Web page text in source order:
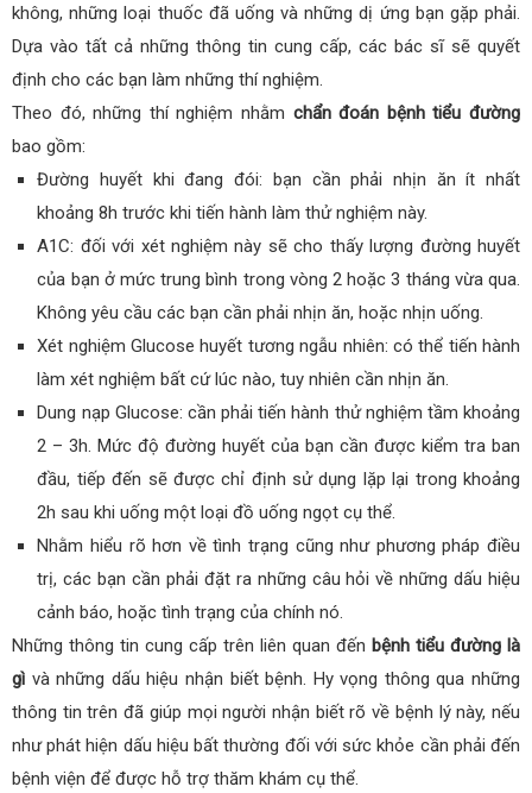
không, những loại thuốc đã uống và những dị ứng bạn gặp phải.
Dựa vào tất cả những thông tin cung cấp, các bác sĩ sẽ quyết
định cho các bạn làm những thí nghiệm.
Theo đó, những thí nghiệm nhằm chẩn đoán bệnh tiểu đường
bao gồm:
Đường huyết khi đang đói: bạn cần phải nhịn ăn ít nhất
khoảng 8h trước khi tiến hành làm thử nghiệm này.
A1C: đối với xét nghiệm này sẽ cho thấy lượng đường huyết
của bạn ở mức trung bình trong vòng 2 hoặc 3 tháng vừa qua.
Không yêu cầu các bạn cần phải nhịn ăn, hoặc nhịn uống.
Xét nghiệm Glucose huyết tương ngẫu nhiên: có thể tiến hành
làm xét nghiệm bất cứ lúc nào, tuy nhiên cần nhịn ăn.
Dung nạp Glucose: cần phải tiến hành thử nghiệm tầm khoảng
2 – 3h. Mức độ đường huyết của bạn cần được kiểm tra ban
đầu, tiếp đến sẽ được chỉ định sử dụng lặp lại trong khoảng
2h sau khi uống một loại đồ uống ngọt cụ thể.
Nhằm hiểu rõ hơn về tình trạng cũng như phương pháp điều
trị, các bạn cần phải đặt ra những câu hỏi về những dấu hiệu
cảnh báo, hoặc tình trạng của chính nó.
Những thông tin cung cấp trên liên quan đến bệnh tiểu đường là
gì và những dấu hiệu nhận biết bệnh. Hy vọng thông qua những
thông tin trên đã giúp mọi người nhận biết rõ về bệnh lý này, nếu
như phát hiện dấu hiệu bất thường đối với sức khỏe cần phải đến
bệnh viện để được hỗ trợ thăm khám cụ thể.